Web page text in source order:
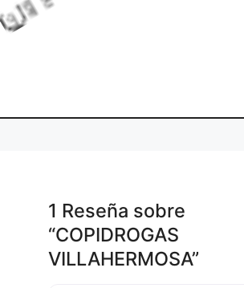
L
i
1 Reseña sobre
“COPIDROGAS
VILLAHERMOSA”